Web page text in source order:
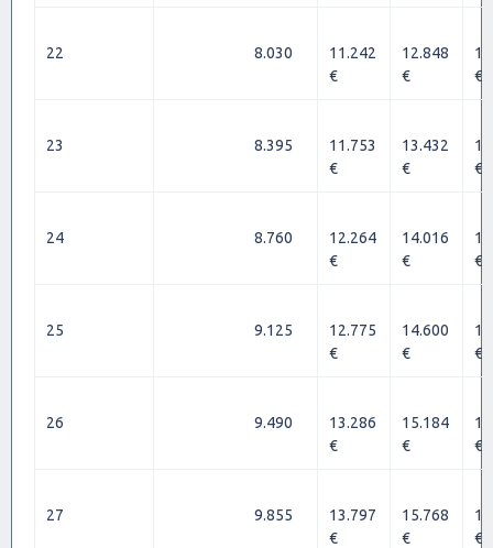
22 8.030
11.242
€
12.848
€
€
23 8.395
11.753
€
13.432
€
€
24 8.760
12.264
€
14.016
€
€
25 9.125
12.775
€
14.600
€
€
26 9.490
13.286
€
15.184
€
€
27 9.855
13.797
€
15.768
€
€